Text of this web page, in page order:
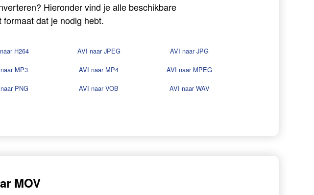
Hieronder vind je alle beschikbare
dat je nodig hebt.
H264 AVI naar JPEG
AVI naar JPG
MP3 AVI naar MP4
AVI naar MPEG
PNG AVI naar VOB
AVI naar WAV
MOV